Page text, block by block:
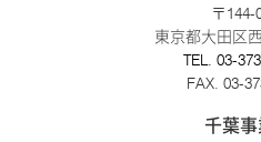
〒144-
東京都大田区
TEL. 03-
FAX. 03-
千葉